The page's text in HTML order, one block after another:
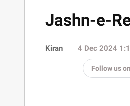
Jashn-e-
Kiran 4 Dec 2024
Follow us on